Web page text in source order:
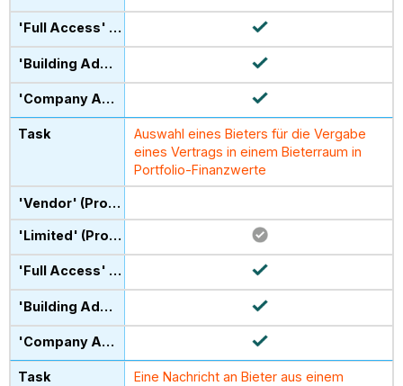
Auswahl eines Bieters für die Vergabe
eines Vertrags in einem Bieterraum in
Portfolio-Finanzwerte
Eine Nachricht an Bieter aus einem